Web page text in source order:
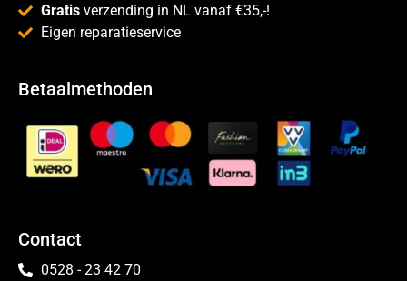
Gratis verzending in NL vanaf €35,-!
Eigen reparatieservice
Betaalmethoden
Contact
0528 - 23 42 70